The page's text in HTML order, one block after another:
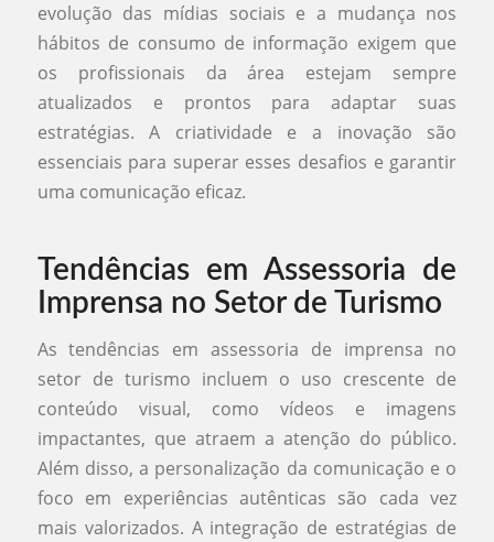
evolução das mídias sociais e a mudança nos
hábitos de consumo de informação exigem que
os profissionais da área estejam sempre
atualizados e prontos para adaptar suas
estratégias. A criatividade e a inovação são
essenciais para superar esses desafios e garantir
uma comunicação eficaz.
Tendências em Assessoria de
Imprensa no Setor de Turismo
As tendências em assessoria de imprensa no
setor de turismo incluem o uso crescente de
conteúdo visual, como vídeos e imagens
impactantes, que atraem a atenção do público.
Além disso, a personalização da comunicação e o
foco em experiências autênticas são cada vez
mais valorizados. A integração de estratégias de